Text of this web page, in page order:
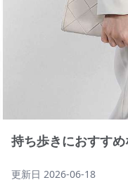
持ち歩きにおすす
更新日 2026-06-18